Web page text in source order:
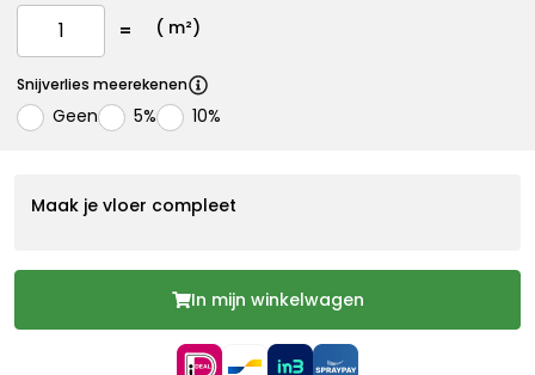
( m²)
Snijverlies meerekenen
Geen 5% 10%
Maak je vloer compleet
In mijn winkelwagen